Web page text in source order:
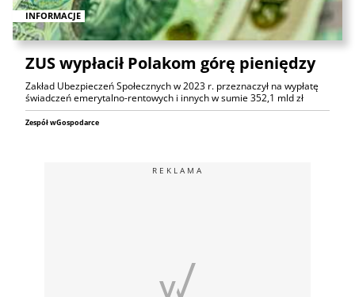
INFORMACJE
ZUS wypłacił Polakom górę pieniędzy
Zakład Ubezpieczeń Społecznych w 2023 r. przeznaczył na wypłatę
świadczeń emerytalno-rentowych i innych w sumie 352,1 mld zł
Zespół wGospodarce
REKLAMA